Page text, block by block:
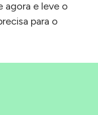
agora e leve o
para o